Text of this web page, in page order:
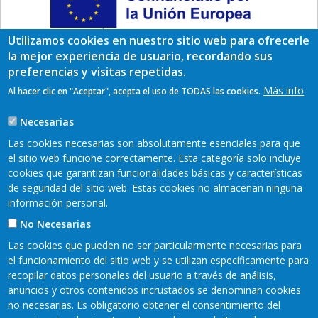
Encuéntranos en redes sociales:
Mapa web
Aviso legal
Utilizamos cookies en nuestro sitio web para ofrecerle
la mejor experiencia de usuario, recordando sus
preferencias y visitas repetidas.
Al hacer clic en "Aceptar", acepta el uso de TODAS las cookies. Más info
Necesarias
Las cookies necesarias son absolutamente esenciales para que
el sitio web funcione correctamente. Esta categoría solo incluye
cookies que garantizan funcionalidades básicas y características
de seguridad del sitio web. Estas cookies no almacenan ninguna
información personal.
No Necesarias
Las cookies que pueden no ser particularmente necesarias para
el funcionamiento del sitio web y se utilizan específicamente para
recopilar datos personales del usuario a través de análisis,
anuncios y otros contenidos incrustados se denominan cookies
no necesarias. Es obligatorio obtener el consentimiento del